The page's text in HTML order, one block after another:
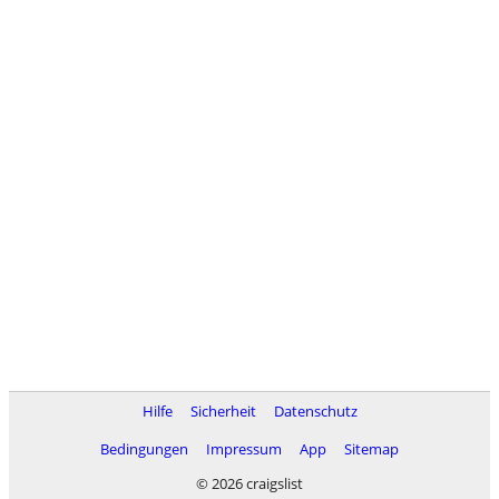
Hilfe Sicherheit
Datenschutz
Bedingungen
Impressum App
Sitemap
© 2026 craigslist